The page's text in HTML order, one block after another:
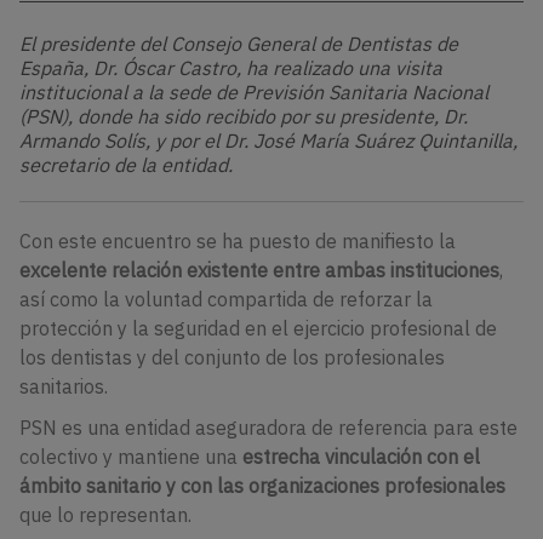
El presidente del Consejo General de Dentistas de
España, Dr. Óscar Castro, ha realizado una visita
institucional a la sede de Previsión Sanitaria Nacional
(PSN), donde ha sido recibido por su presidente, Dr.
Armando Solís, y por el Dr. José María Suárez Quintanilla,
secretario de la entidad.
Con este encuentro se ha puesto de manifiesto la
excelente relación existente entre ambas instituciones,
así como la voluntad compartida de reforzar la
protección y la seguridad en el ejercicio profesional de
los dentistas y del conjunto de los profesionales
sanitarios.
PSN es una entidad aseguradora de referencia para este
colectivo y mantiene una estrecha vinculación con el
ámbito sanitario y con las organizaciones profesionales
que lo representan.